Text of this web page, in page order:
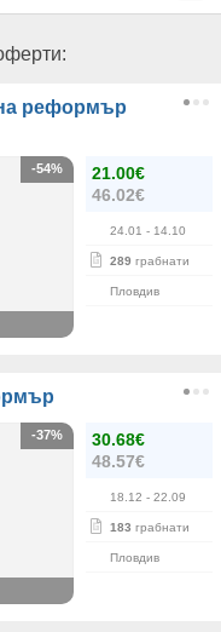
реформър
21.00€
46.02€
24.01 - 14.10
289 грабнати
Пловдив
-54%
30.68€
48.57€
18.12 - 22.09
183 грабнати
Пловдив
-37%